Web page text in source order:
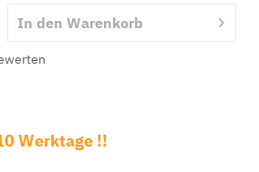
In den Warenkorb
Werktage !!